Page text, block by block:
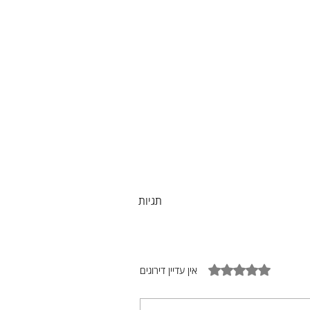
תגיות
דירוג של 0 מתוך 5 כוכבים אין עדיין דירוגים